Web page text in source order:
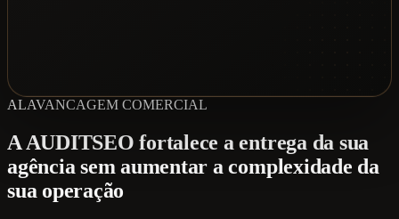
ALAVANCAGEM COMERCIAL
A AUDITSEO fortalece a entrega da sua
agência sem aumentar a complexidade da
sua operação